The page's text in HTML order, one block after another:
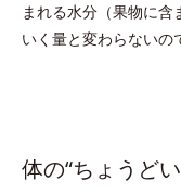
まれる水分（果物に
いく量と変わらないの
体の“ちょうど